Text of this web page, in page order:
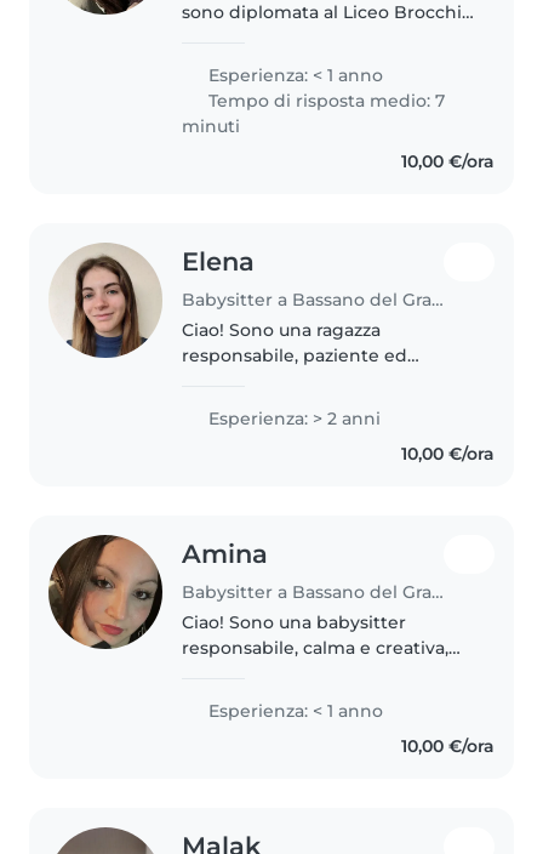
sono diplomata al Liceo Brocchi
frequento l'università di Scienze
Motorie. Da tre anni lavoro come
allenatrice di ginnastica..
Esperienza: < 1 anno
Tempo di risposta medio: 7
minuti
10,00 €/ora
Elena
Babysitter a Bassano del Grappa
Ciao! Sono una ragazza
responsabile, paziente ed
babysitter con una bambina di 2
anni e come aiuto compiti per
elementari e medie. Sono stata
Esperienza: > 2 anni
10,00 €/ora
Amina
Babysitter a Bassano del Grappa
Ciao! Sono una babysitter
responsabile, calma e creativa,
primo soccorso. Parlo italiano e
ucraino. Ho esperienza con
bambini di tutte le età e mi..
Esperienza: < 1 anno
10,00 €/ora
Malak